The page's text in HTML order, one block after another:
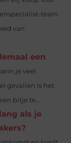
team
van
een
je veel
gevallen is het
bitje te...
als je